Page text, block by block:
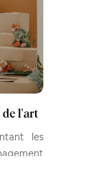
de l'art
les